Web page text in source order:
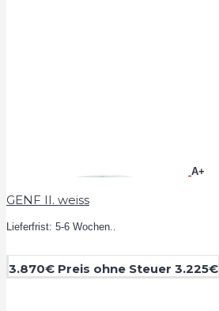
A+
GENF II. weiss
Lieferfrist: 5-6 Wochen..
3.870€ Preis ohne Steuer 3.225€